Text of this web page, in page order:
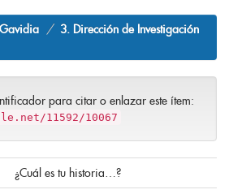
3. Dirección de Investigación
para citar o enlazar este ítem:
11592/10067
¿Cuál es tu historia…?